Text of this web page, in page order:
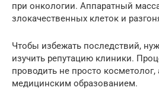
при онкологии. Аппаратный
злокачественных клеток и
Чтобы избежать последствий,
изучить репутацию клиники.
проводить не просто косметолог,
медицинским образованием.